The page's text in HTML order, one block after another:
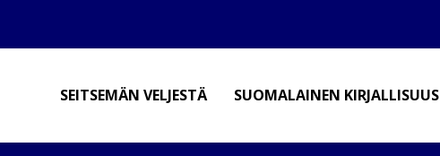
SEITSEMÄN VELJESTÄ SUOMALAINEN KIRJALLISUUS